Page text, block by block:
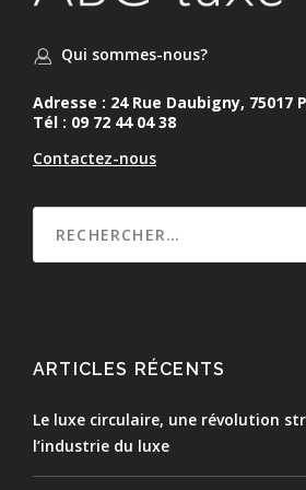
Qui sommes-nous?
Adresse : 24 Rue Daubigny, 75017
Tél : 09 72 44 04 38
Contactez-nous
ARTICLES RÉCENTS
Le luxe circulaire, une révolution
l’industrie du luxe